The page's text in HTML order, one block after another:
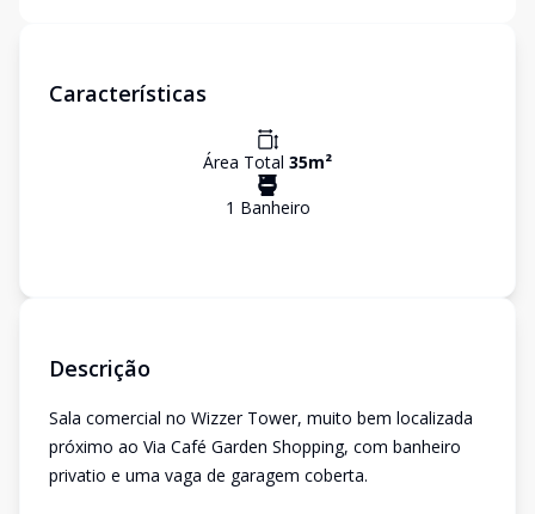
Características
Área Total 35m²
1 Banheiro
Descrição
Sala comercial no Wizzer Tower, muito bem localizada
próximo ao Via Café Garden Shopping, com banheiro
privatio e uma vaga de garagem coberta.